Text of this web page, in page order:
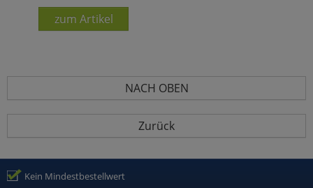
zum Artikel
NACH OBEN
Zurück
Kein Mindestbestellwert